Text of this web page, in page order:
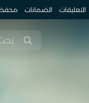
التعليقات الضمانات